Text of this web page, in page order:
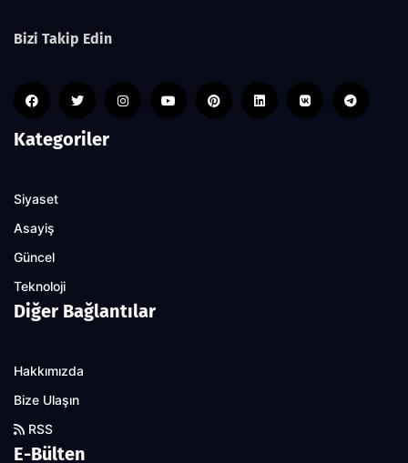
Bizi Takip Edin
Kategoriler
Siyaset
Asayiş
Güncel
Teknoloji
Diğer Bağlantılar
Hakkımızda
Bize Ulaşın
RSS
E-Bülten